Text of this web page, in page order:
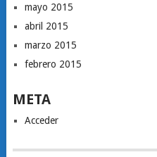
mayo 2015
abril 2015
marzo 2015
febrero 2015
META
Acceder